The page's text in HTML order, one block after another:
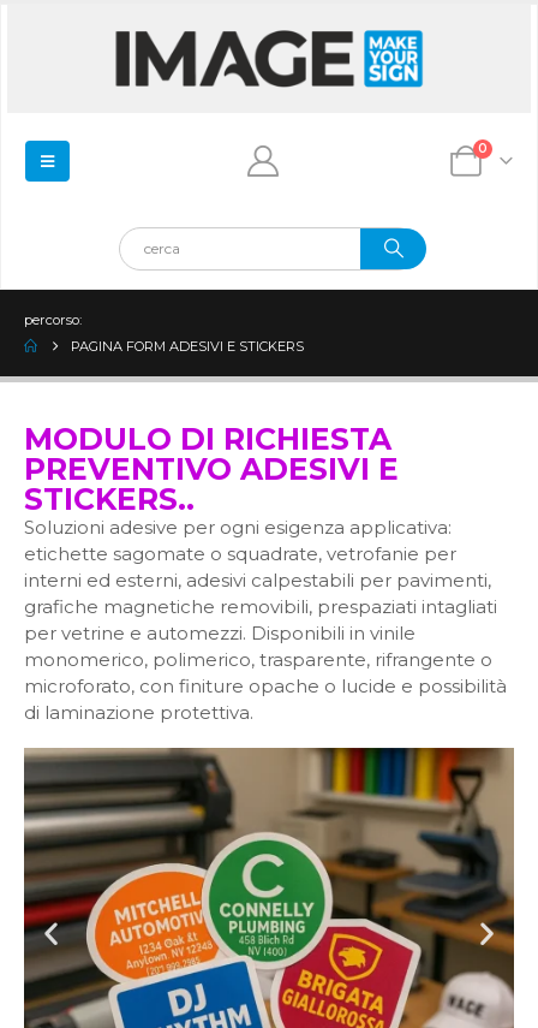
0
percorso:
PAGINA FORM ADESIVI E STICKERS
MODULO DI RICHIESTA
PREVENTIVO ADESIVI E
STICKERS..
Soluzioni adesive per ogni esigenza applicativa:
etichette sagomate o squadrate, vetrofanie per
interni ed esterni, adesivi calpestabili per pavimenti,
grafiche magnetiche removibili, prespaziati intagliati
per vetrine e automezzi. Disponibili in vinile
monomerico, polimerico, trasparente, rifrangente o
microforato, con finiture opache o lucide e possibilità
di laminazione protettiva.